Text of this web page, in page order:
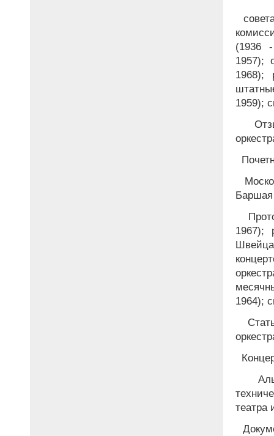
(1936
1957);
1968);
1959);
Баршая
1967);
1964);
театра